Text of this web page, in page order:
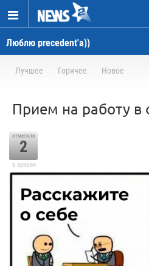
Люблю precedent'а))
Лучшее Горячее Новое
Прием на работу в
отметили
2
в архиве